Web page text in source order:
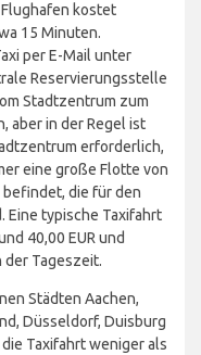
kostet
15 Minuten.
per E-Mail unter
Reservierungsstelle
Stadtzentrum zum
aber in der Regel ist
erforderlich,
eine große Flotte von
die für den
Eine typische Taxifahrt
40,00 EUR und
der Tageszeit.
Städten Aachen,
Düsseldorf, Duisburg
Taxifahrt weniger als